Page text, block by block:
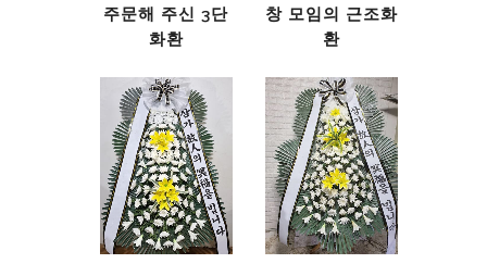
주문해 주신 3단
화환
창 모임의 근조화
환